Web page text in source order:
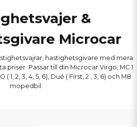
&
Microcar
hastighetsgivare med mera
priser. Passar till din Microcar Virgo, MC 1
( 1, 2, 3, 4, 5, 6), Dué ( First, 2 , 3, 6) och M8
mopedbil.